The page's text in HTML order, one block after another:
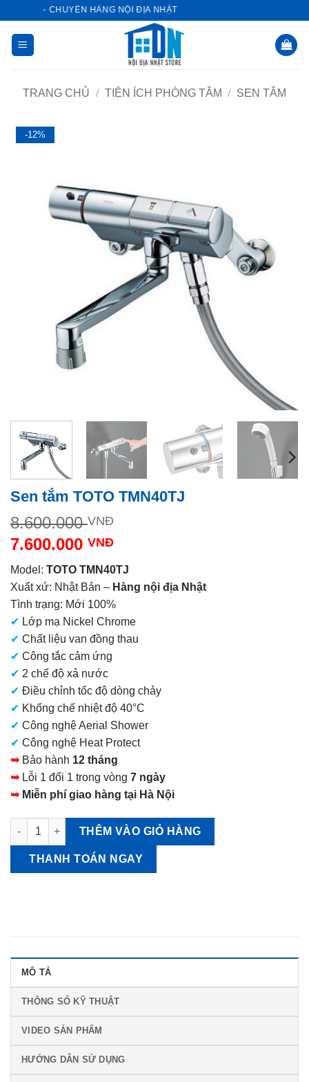
dung
- CHUYÊN HÀNG NỘI ĐỊA NHẬT
TRANG CHỦ / TIỆN ÍCH PHÒNG TẮM / SEN TẮM
-12%
Sen tắm TOTO TMN40TJ
8.600.000VNĐ
8.600.000 VNĐ.
7.600.000 VNĐ
hiện
tại
là:
7.600.000 VNĐ.
Model: TOTO TMN40TJ
Xuất xứ: Nhật Bản – Hàng nội địa Nhật
Tình trạng: Mới 100%
✔ Lớp mạ Nickel Chrome
✔ Chất liệu van đồng thau
✔ Công tắc cảm ứng
✔ 2 chế độ xả nước
✔ Điều chỉnh tốc độ dòng chảy
✔ Khống chế nhiệt độ 40°C
✔ Công nghệ Aerial Shower
✔ Công nghệ Heat Protect
➥Bảo hành 12 tháng
➥ Lỗi 1 đổi 1 trong vòng 7 ngày
➥Miễn phí giao hàng tại Hà Nội
Sen tắm TOTO TMN40TJ số lượng
THÊM VÀO GIỎ HÀNG
THANH TOÁN NGAY
MÔ TẢ
THÔNG SỐ KỸ THUẬT
VIDEO SẢN PHẨM
HƯỚNG DẪN SỬ DỤNG